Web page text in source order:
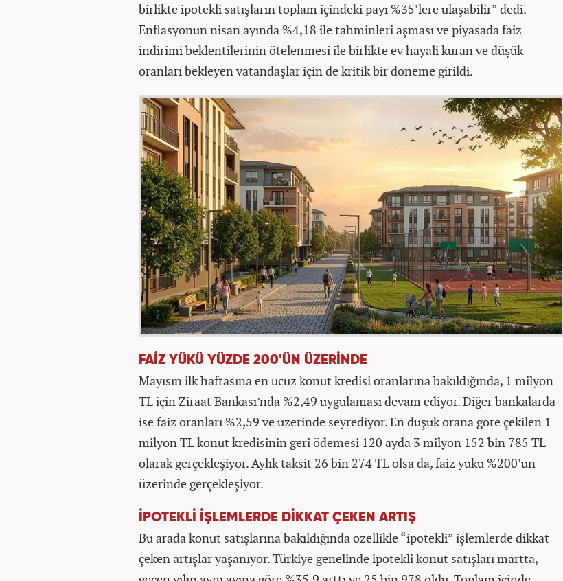
birlikte ipotekli satışların toplam içindeki payı %35’lere ulaşabilir” dedi.
Enflasyonun nisan ayında %4,18 ile tahminleri aşması ve piyasada faiz
indirimi beklentilerinin ötelenmesi ile birlikte ev hayali kuran ve düşük
oranları bekleyen vatandaşlar için de kritik bir döneme girildi.
FAİZ YÜKÜ YÜZDE 200'ÜN ÜZERİNDE
Mayısın ilk haftasına en ucuz konut kredisi oranlarına bakıldığında, 1 milyon
TL için Ziraat Bankası’nda %2,49 uygulaması devam ediyor. Diğer bankalarda
ise faiz oranları %2,59 ve üzerinde seyrediyor. En düşük orana göre çekilen 1
milyon TL konut kredisinin geri ödemesi 120 ayda 3 milyon 152 bin 785 TL
olarak gerçekleşiyor. Aylık taksit 26 bin 274 TL olsa da, faiz yükü %200’ün
üzerinde gerçekleşiyor.
İPOTEKLİ İŞLEMLERDE DİKKAT ÇEKEN ARTIŞ
Bu arada konut satışlarına bakıldığında özellikle “ipotekli” işlemlerde dikkat
çeken artışlar yaşanıyor. Türkiye genelinde ipotekli konut satışları martta,